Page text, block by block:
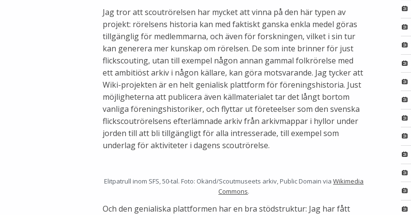
Jag tror att scoutrörelsen har mycket att vinna på den här typen av
projekt: rörelsens historia kan med faktiskt ganska enkla medel göras
tillgänglig för medlemmarna, och även för forskningen, vilket i sin tur
kan generera mer kunskap om rörelsen. De som inte brinner för just
flickscouting, utan till exempel någon annan gammal folkrörelse med
ett ambitiöst arkiv i någon källare, kan göra motsvarande. Jag tycker att
Wiki-projekten är en helt genialisk plattform för föreningshistoria. Just
möjligheterna att publicera även källmaterialet tar det långt bortom
vanliga föreningshistoriker, och flyttar ut företeelser som den svenska
flickscoutrörelsens efterlämnade arkiv från arkivmappar i hyllor under
jorden till att bli tillgängligt för alla intresserade, till exempel som
underlag för aktiviteter i dagens scoutrörelse.
Elitpatrull inom SFS, 50-tal. Foto: Okänd/Scoutmuseets arkiv, Public Domain viaWikimedia
Commons.
Och den genialiska plattformen har en bra stödstruktur: Jag har fått